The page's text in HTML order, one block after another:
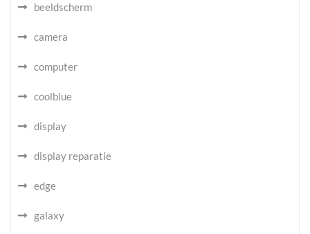
beeldscherm
camera
computer
coolblue
display
display reparatie
edge
galaxy